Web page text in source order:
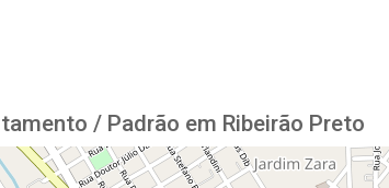
/ Padrão em Ribeirão Preto